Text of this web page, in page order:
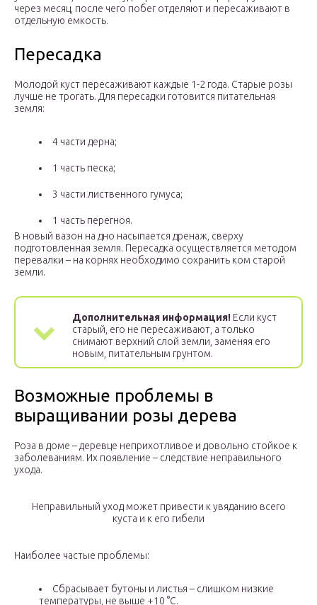
через месяц, после чего побег отделяют и пересаживают в
отдельную емкость.
Пересадка
Молодой куст пересаживают каждые 1-2 года. Старые розы
лучше не трогать. Для пересадки готовится питательная
земля:
4 части дерна;
1 часть песка;
3 части лиственного гумуса;
1 часть перегноя.
В новый вазон на дно насыпается дренаж, сверху
подготовленная земля. Пересадка осуществляется методом
перевалки – на корнях необходимо сохранить ком старой
земли.
Дополнительная информация! Если куст
старый, его не пересаживают, а только
снимают верхний слой земли, заменяя его
новым, питательным грунтом.
Возможные проблемы в
выращивании розы дерева
Роза в доме – деревце неприхотливое и довольно стойкое к
заболеваниям. Их появление – следствие неправильного
ухода.
Неправильный уход может привести к увяданию всего
куста и к его гибели
Наиболее частые проблемы:
Сбрасывает бутоны и листья – слишком низкие
температуры, не выше +10 °C.